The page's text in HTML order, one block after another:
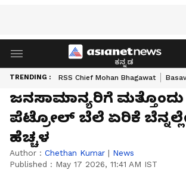
ಕನ್ನಡ
TRENDING : RSS Chief Mohan Bhagawat
ಜನಸಾಮಾನ್ಯರಿಗೆ
ಪೆಟ್ರೋಲ್ ಬೆಲೆ ಏರಿಕೆ
ಹೆಚ್ಚಳ
Author : Chethan Kumar | News
Published : May 17 2026, 11:41 AM IST